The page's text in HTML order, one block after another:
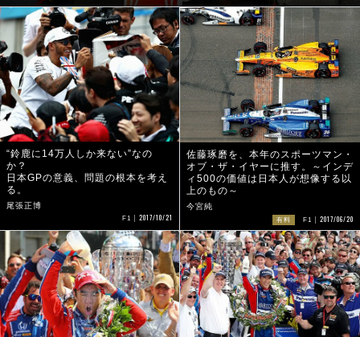
“鈴鹿に14万人しか来ない”なの
か？
日本GPの意義、問題の根本を考え
る。
尾張正博
F1 2017/10/21
佐藤琢磨を、本年のスポーツマン・
オブ・ザ・イヤーに推す。～インデ
ィ500の価値は日本人が想像する以
上のもの～
今宮純
有料 F1 2017/06/20